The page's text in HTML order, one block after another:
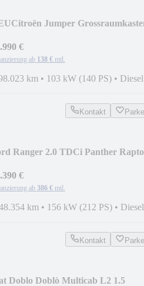
Citroën Jumper
€
ab 138 € mtl.
km • 103 kW (140 PS) • Diesel
Kontakt
Ranger 2.0 TDCi Panther
€
ab 386 € mtl.
km • 156 kW (212 PS) • Diesel
Kontakt
Doblo Doblò Multicab L2 1.5